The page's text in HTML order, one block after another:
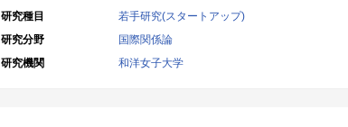
研究種目
若手研究(スタートアップ)
研究分野
国際関係論
研究機関
和洋女子大学